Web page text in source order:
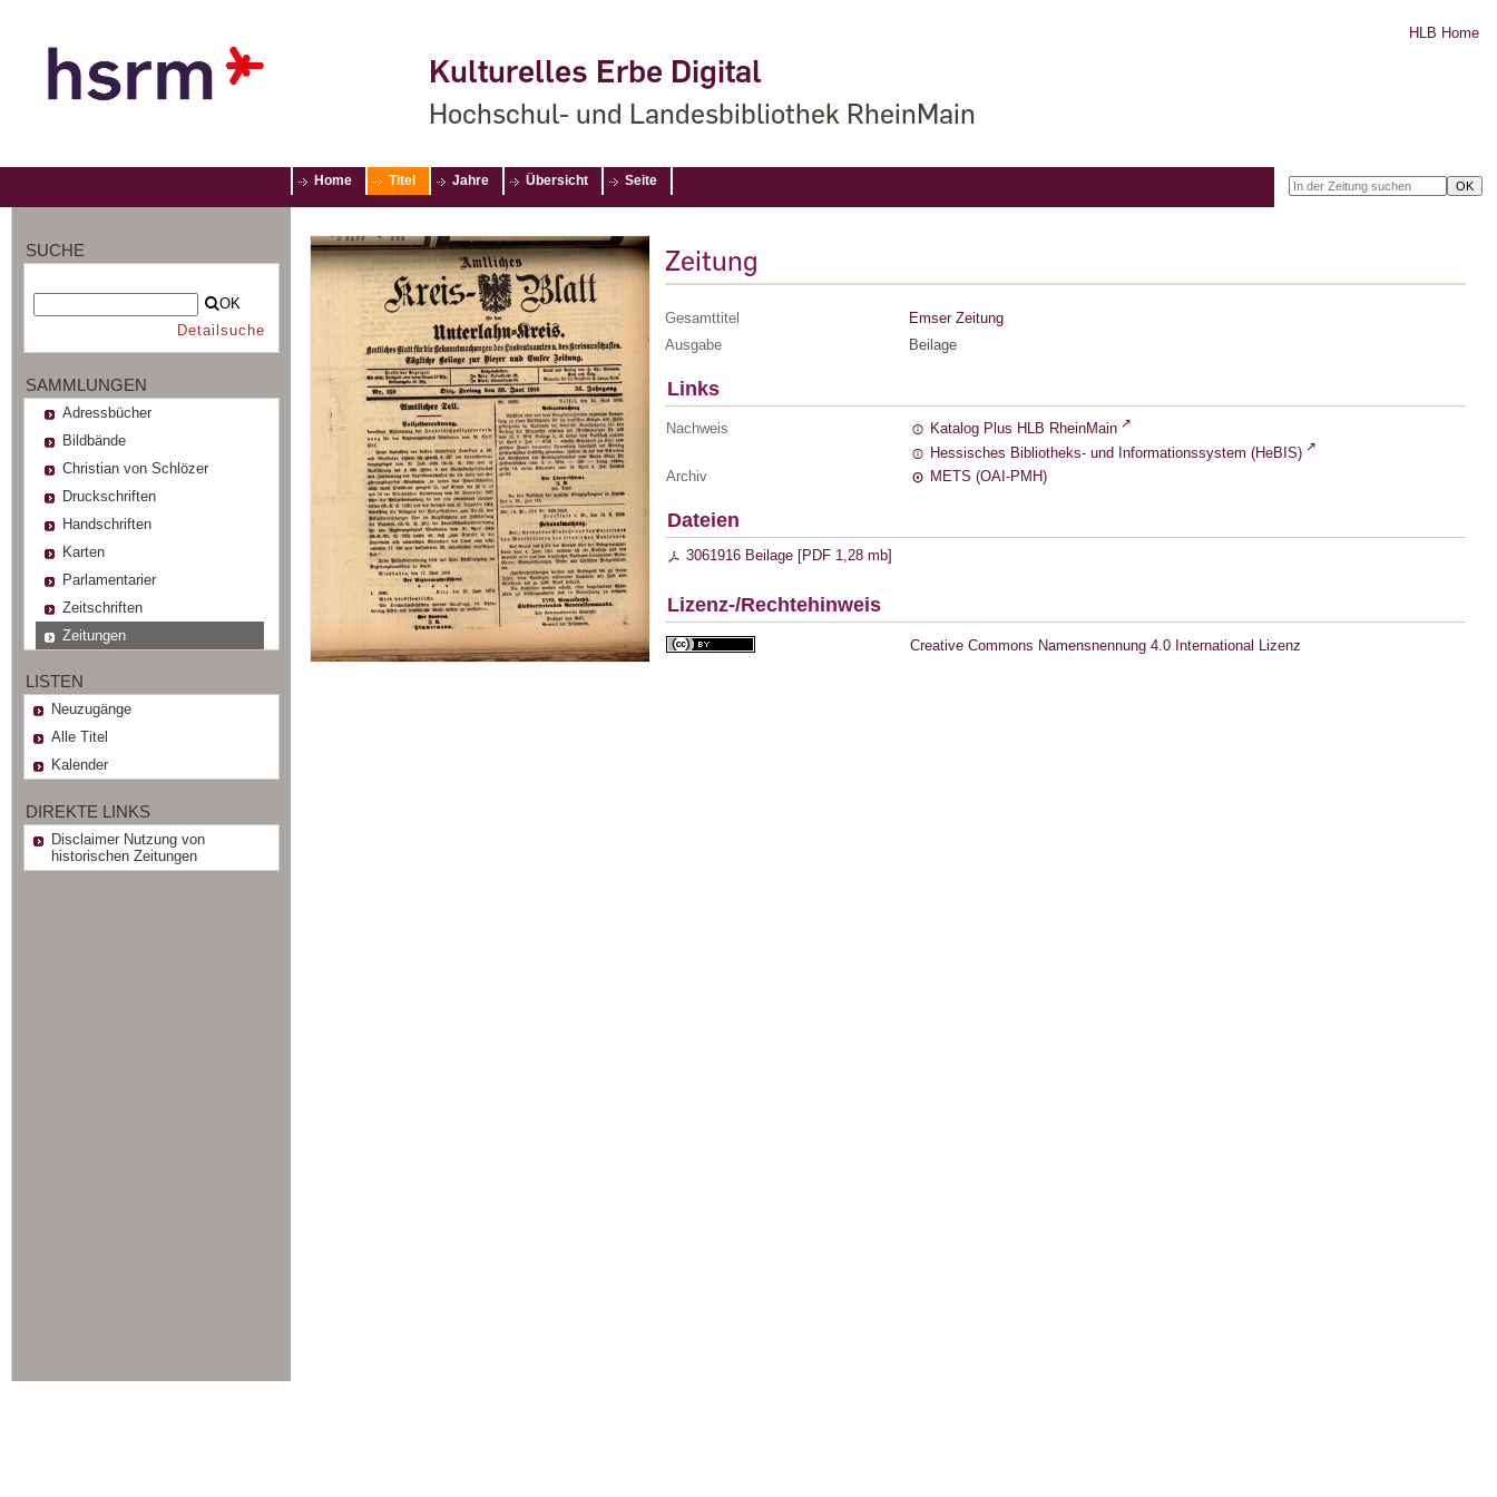
Kulturelles Erbe Digital
Hochschul- und Landesbibliothek RheinMain
HLB Home
Home Titel Jahre Übersicht Seite
SUCHE
OK
Detailsuche
SAMMLUNGEN
Adressbücher
Bildbände
Christian von Schlözer
Druckschriften
Handschriften
Karten
Parlamentarier
Zeitschriften
Zeitungen
LISTEN
Neuzugänge
Alle Titel
Kalender
DIREKTE LINKS
Disclaimer Nutzung von
historischen Zeitungen
Zeitung
Gesamttitel
Emser Zeitung
Ausgabe
Beilage
Links
Nachweis
Katalog Plus HLB RheinMain
Hessisches Bibliotheks- und Informationssystem (HeBIS)
Archiv
METS (OAI-PMH)
Dateien
3061916 Beilage [PDF 1,28 mb]
Lizenz-/Rechtehinweis
Creative Commons Namensnennung 4.0 International Lizenz